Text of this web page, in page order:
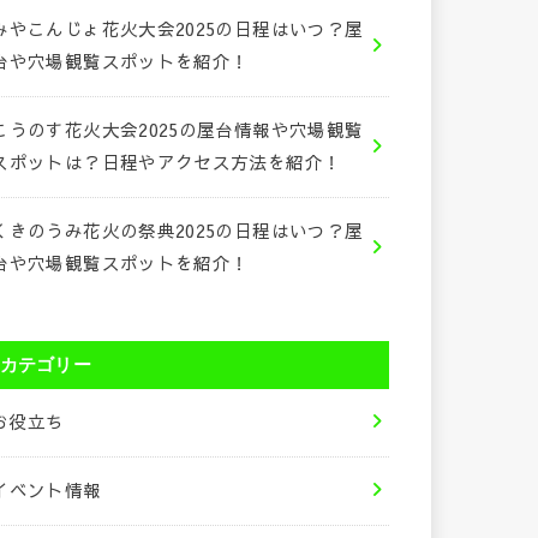
やこんじょ花火大会2025の日程はいつ？屋
や穴場観覧スポットを紹介！
うのす花火大会2025の屋台情報や穴場観覧
ポットは？日程やアクセス方法を紹介！
きのうみ花火の祭典2025の日程はいつ？屋
や穴場観覧スポットを紹介！
カテゴリー
役立ち
ベント情報